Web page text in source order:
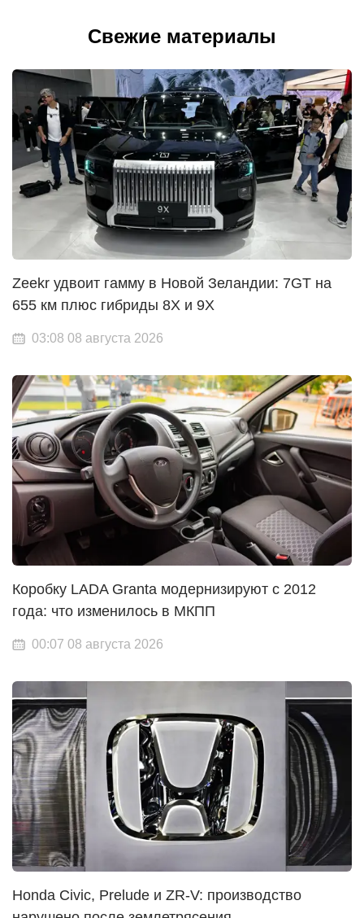
Свежие материалы
Zeekr удвоит гамму в Новой Зеландии: 7GT на
655 км плюс гибриды 8X и 9X
03:08 08 августа 2026
Коробку LADA Granta модернизируют с 2012
года: что изменилось в МКПП
00:07 08 августа 2026
Honda Civic, Prelude и ZR-V: производство